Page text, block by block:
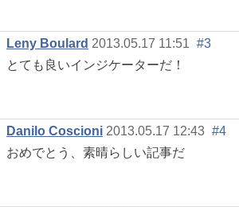
Leny Boulard 2013.05.17 11:51 #3
とても良いインジケーターだ！
Danilo Coscioni 2013.05.17 12:43 #4
おめでとう、素晴らしい記事だ